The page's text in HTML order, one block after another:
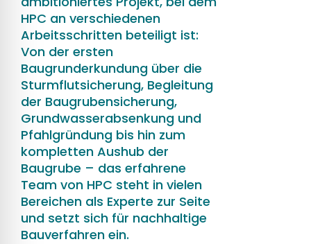
HPC an verschiedenen
Arbeitsschritten beteiligt ist:
Von der ersten
Baugrunderkundung über die
Sturmflutsicherung, Begleitung
der Baugrubensicherung,
Grundwasserabsenkung und
Pfahlgründung bis hin zum
kompletten Aushub der
Baugrube – das erfahrene
Team von HPC steht in vielen
Bereichen als Experte zur Seite
und setzt sich für nachhaltige
Bauverfahren ein.